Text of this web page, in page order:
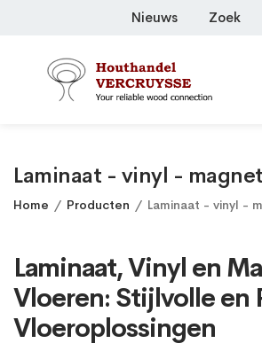
Nieuws Zoek
Laminaat - vinyl -
Home Producten Laminaat - vinyl -
Laminaat, Vinyl en
Vloeren: Stijlvolle en
Vloeroplossingen